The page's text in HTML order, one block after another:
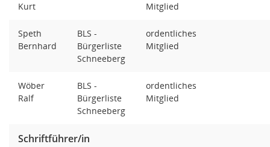
Kurt
Mitglied
Speth
Bernhard
BLS -
Bürgerliste
Schneeberg
ordentliches
Mitglied
Wöber
Ralf
BLS -
Bürgerliste
Schneeberg
ordentliches
Mitglied
Schriftführer/in